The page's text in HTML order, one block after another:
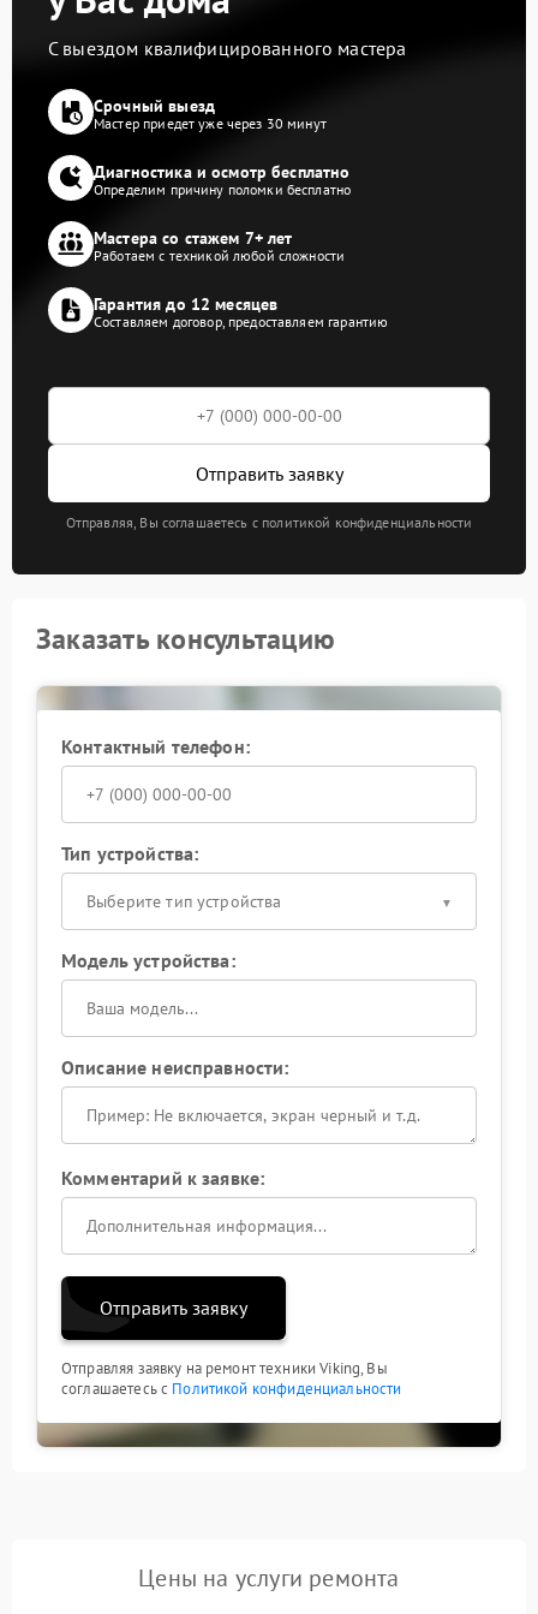
С выездом квалифицированного мастера
Срочный выезд
Мастер приедет уже через 30 минут
Диагностика и осмотр бесплатно
Определим причину поломки бесплатно
Мастера со стажем 7+ лет
Работаем с техникой любой сложности
Гарантия до 12 месяцев
Составляем договор, предоставляем гарантию
Отправить заявку
Отправляя, Вы соглашаетесь с политикой конфиденциальности
Заказать консультацию
Контактный телефон:
Тип устройства:
Выберите тип устройства
Модель устройства:
Описание неисправности:
Комментарий к заявке:
Отправить заявку
Отправляя заявку на ремонт техники Viking, Вы
соглашаетесь с Политикой конфиденциальности
Цены на услуги ремонта